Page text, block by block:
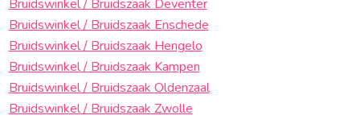
Bruidswinkel / Bruidszaak Deventer
Bruidswinkel / Bruidszaak Enschede
Bruidswinkel / Bruidszaak Hengelo
Bruidswinkel / Bruidszaak Kampen
Bruidswinkel / Bruidszaak Oldenzaal
Bruidswinkel / Bruidszaak Zwolle